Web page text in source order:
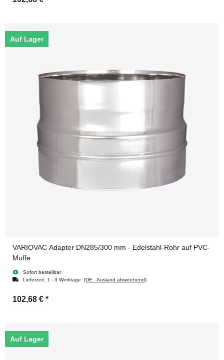
Auf Lager
VARIOVAC Adapter DN285/300 mm - Edelstahl-Rohr auf PVC-
Muffe
Sofort bestellbar
Lieferzeit: 1 - 3 Werktage (DE - Ausland abweichend)
102,68 € *
Auf Lager